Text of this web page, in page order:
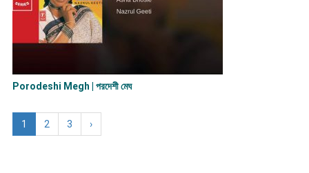
Porodeshi Megh | পরদেশী মেঘ
1 2 3 ›